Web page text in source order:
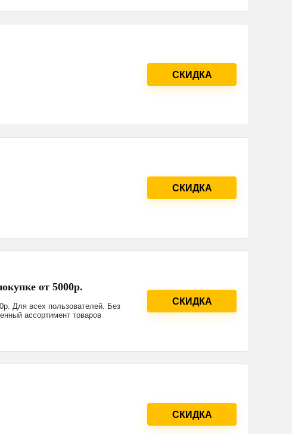
СКИДКА
СКИДКА
от 5000р.
Для всех пользователей. Без
ассортимент товаров
СКИДКА
СКИДКА